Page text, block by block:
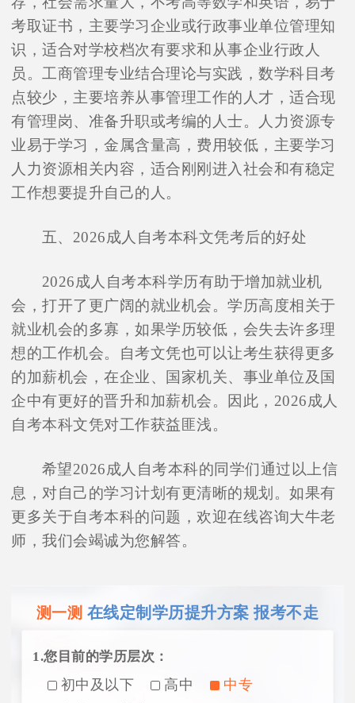
考取证书，主要学习企业或行政事业单位管理知
识，适合对学校档次有要求和从事企业行政人
员。工商管理专业结合理论与实践，数学科目考
点较少，主要培养从事管理工作的人才，适合现
有管理岗、准备升职或考编的人士。人力资源专
业易于学习，金属含量高，费用较低，主要学习
人力资源相关内容，适合刚刚进入社会和有稳定
工作想要提升自己的人。
五、2026成人自考本科文凭考后的好处
2026成人自考本科学历有助于增加就业机
会，打开了更广阔的就业机会。学历高度相关于
就业机会的多寡，如果学历较低，会失去许多理
想的工作机会。自考文凭也可以让考生获得更多
的加薪机会，在企业、国家机关、事业单位及国
企中有更好的晋升和加薪机会。因此，2026成人
自考本科文凭对工作获益匪浅。
希望2026成人自考本科的同学们通过以上信
息，对自己的学习计划有更清晰的规划。如果有
更多关于自考本科的问题，欢迎在线咨询大牛老
师，我们会竭诚为您解答。
测一测 在线定制学历提升方案 报考不走
1.您目前的学历层次：
初中及以下 高中
中专